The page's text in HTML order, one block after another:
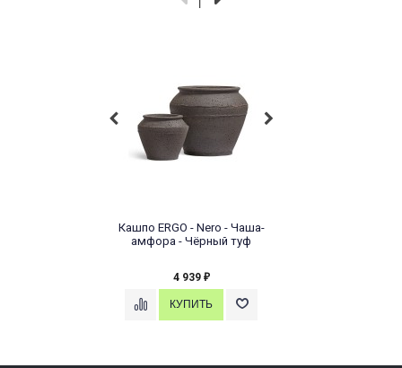
Кашпо ERGO - Nero - Чаша-
амфора - Чёрный туф
4 939 ₽